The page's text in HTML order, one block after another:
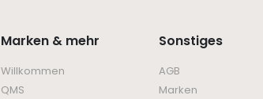
Marken & mehr
Willkommen
QMS
Sonstiges
AGB
Marken